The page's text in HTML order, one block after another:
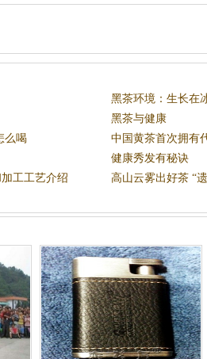
黑茶环境：生长在
黑茶与健康
么喝
中国黄茶首次拥有
健康秀发有秘诀
工工艺介绍
高山云雾出好茶 “